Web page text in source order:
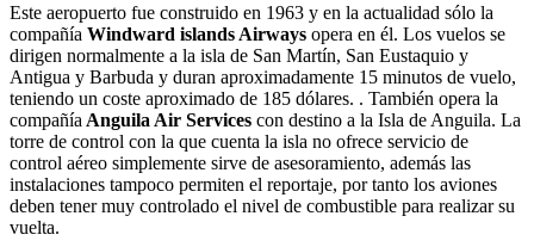
Este aeropuerto fue construido en 1963 y en la actualidad sólo la
compañía Windward islands Airways opera en él. Los vuelos se
dirigen normalmente a la isla de San Martín, San Eustaquio y
Antigua y Barbuda y duran aproximadamente 15 minutos de vuelo,
teniendo un coste aproximado de 185 dólares. . También opera la
compañía Anguila Air Services con destino a la Isla de Anguila. La
torre de control con la que cuenta la isla no ofrece servicio de
control aéreo simplemente sirve de asesoramiento, además las
instalaciones tampoco permiten el reportaje, por tanto los aviones
deben tener muy controlado el nivel de combustible para realizar su
vuelta.